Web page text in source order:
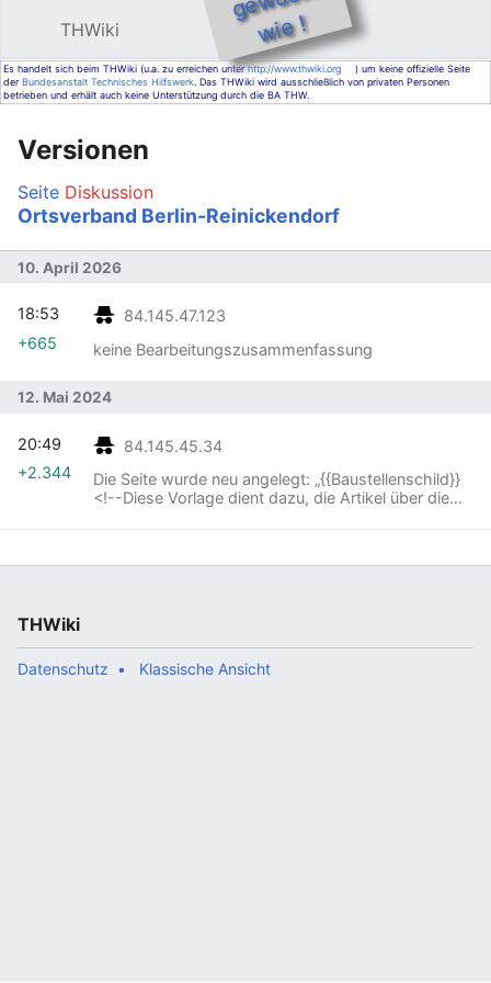
THWiki e !
Es handelt sich beim THWiki (u.a. zu erreichen unterhttp://www.thwiki.org
) um keine offizielle Seite
derBundesanstalt Technisches Hilfswerk. Das THWiki wird ausschließlich von privaten Personen
betrieben und erhält auch keine Unterstützung durch die BA THW.
Versionen
Seite Diskussion
Ortsverband Berlin-Reinickendorf
10. April 2026
84.145.47.123
keine Bearbeitungszusammenfassung
18:53
+665
12. Mai 2024
84.145.45.34
Die Seite wurde neu angelegt: „{{Baustellenschild}}
<!--Diese Vorlage dient dazu, die Artikel über die
alles notwendige. * Neue Artikel über Ortsverbände
Geschäftsführerbereichs ergänzen * Nicht
benötigte Ab…“
20:49
+2.344
THWiki
Datenschutz Klassische Ansicht